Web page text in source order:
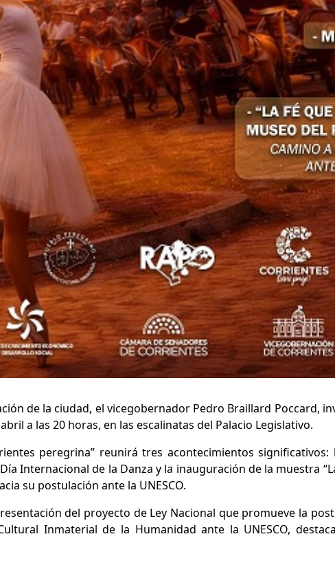
de la ciudad, el vicegobernador Pedro Braillard Poccard,
a las 20 horas, en las escalinatas del Palacio Legislativo.
peregrina” reunirá tres acontecimientos
Internacional de la Danza y la inauguración de la muestra
su postulación ante la UNESCO.
del proyecto de Ley Nacional que promueve la
Inmaterial de la Humanidad ante la UNESCO,